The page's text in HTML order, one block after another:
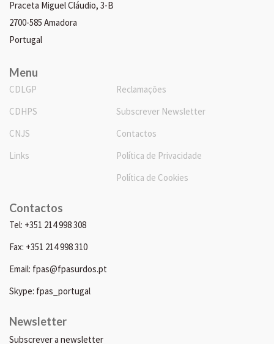
Praceta Miguel Cláudio, 3-B
2700-585 Amadora
Portugal
Menu
CDLGP
CDHPS
CNJS
Links
Reclamações
Subscrever Newsletter
Contactos
Política de Privacidade
Política de Cookies
Contactos
Tel: +351 214 998 308
Fax: +351 214 998 310
Email: fpas@fpasurdos.pt
Skype: fpas_portugal
Newsletter
Subscrever a newsletter